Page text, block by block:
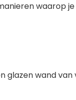
waarop
glazen wand